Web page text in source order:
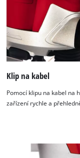
Klip na kabel
Pomocí klipu na kabel na
zařízení rychle a